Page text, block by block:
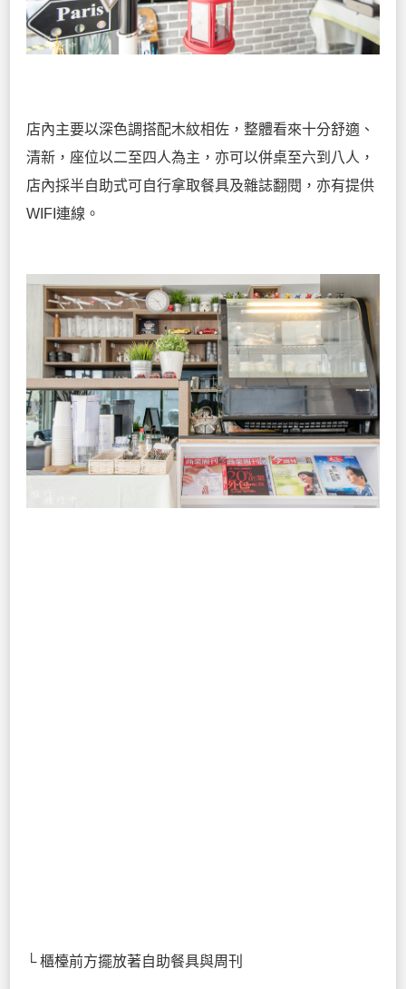
店內主要以深色調搭配木紋相佐，整體看來十分舒適、
清新，座位以二至四人為主，亦可以併桌至六到八人，
店內採半自助式可自行拿取餐具及雜誌翻閱，亦有提供
WIFI連線。
└ 櫃檯前方擺放著自助餐具與周刊